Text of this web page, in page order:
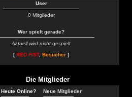
User
0 Mitglieder
Wer spielt gerade?
Aktuell wird nicht gespielt
[RED FIST, Besucher ]
Die Mitglieder
Heute Online? Neue Mitglieder